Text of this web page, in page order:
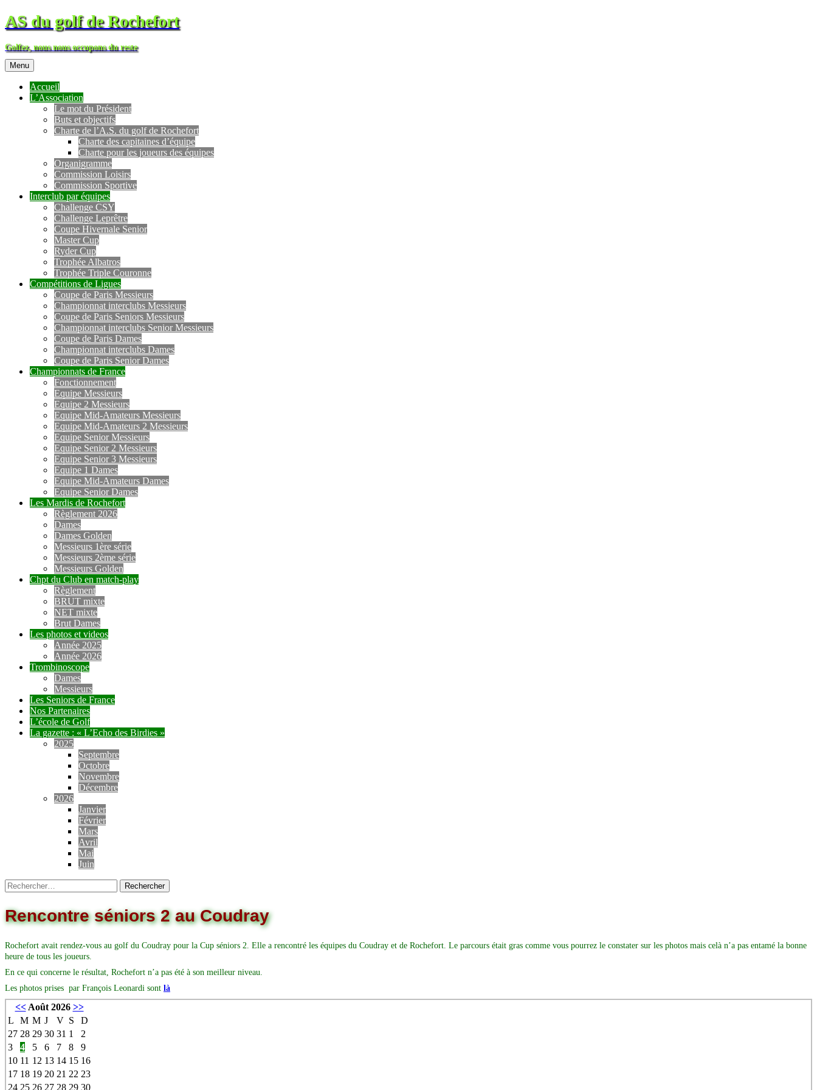
AS du golf de Rochefort
Golfez, nous nous occupons du reste
Menu
Accueil
L’Association
Le mot du Président
Buts et objectifs
Charte de l’A.S. du golf de Rochefort
Charte des capitaines d’équipe
Charte pour les joueurs des équipes
Organigramme
Commission Loisirs
Commission Sportive
Interclub par équipes
Challenge CSY
Challenge Leprêtre
Coupe Hivernale Senior
Master Cup
Ryder Cup
Trophée Albatros
Trophée Triple Couronne
Compétitions de Ligues
Coupe de Paris Messieurs
Championnat interclubs Messieurs
Coupe de Paris Seniors Messieurs
Championnat interclubs Senior Messieurs
Coupe de Paris Dames
Championnat interclubs Dames
Coupe de Paris Senior Dames
Championnats de France
Fonctionnement
Equipe Messieurs
Equipe 2 Messieurs
Equipe Mid-Amateurs Messieurs
Equipe Mid-Amateurs 2 Messieurs
Equipe Senior Messieurs
Equipe Senior 2 Messieurs
Equipe Senior 3 Messieurs
Equipe 1 Dames
Equipe Mid-Amateurs Dames
Equipe Senior Dames
Les Mardis de Rochefort
Règlement 2026
Dames
Dames Golden
Messieurs 1ère série
Messieurs 2ème série
Messieurs Golden
Chpt du Club en match-play
Règlement
BRUT mixte
NET mixte
Brut Dames
Les photos et videos
Année 2025
Année 2026
Trombinoscope
Dames
Messieurs
Les Seniors de France
Nos Partenaires
L’école de Golf
La gazette : « L’Echo des Birdies »
2025
Septembre
Octobre
Novembre
Décembre
2026
Janvier
Février
Mars
Avril
Mai
Juin
Rencontre séniors 2 au Coudray
Rochefort avait rendez-vous au golf du Coudray pour la Cup séniors 2. Elle a rencontré les équipes du Coudray et de Rochefort. Le parcours était gras comme vous pourrez le constater sur les photos mais celà n’a pas entamé la bonne
heure de tous les joueurs.
En ce qui concerne le résultat, Rochefort n’a pas été à son meilleur niveau.
Les photos prises par François Leonardi sont là
<<Août 2026 >>
L
M M J V S
D
27 28 29 30 31 1
2
3
4 5 6 7 8
9
10 11 12 13 14 15 16
17 18 19 20 21 22 23
24 25 26 27 28 29 30